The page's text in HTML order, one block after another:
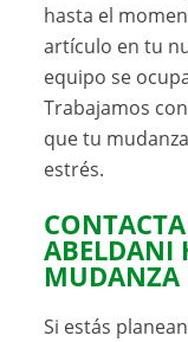
hasta el
artículo en tu
equipo se
Trabajamos
que tu
estrés.
ABELDANI
MUDANZA
Si estás